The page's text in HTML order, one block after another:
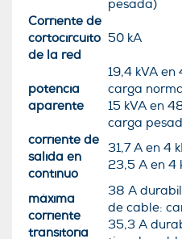
pesada)
Corriente de
cortocircuito
de la red
50 kA
potencia
aparente
19,4 kVA
carga
15 kVA en
carga
corriente de
salida en
continuo
31,7 A en 4
23,5 A en 4
máxima
corriente
transitoria
38 A
de cable:
35,3 A